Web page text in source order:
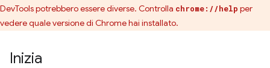
DevTools potrebbero essere diverse. Controlla chrome://help per
vedere quale versione di Chrome hai installato.
Inizia